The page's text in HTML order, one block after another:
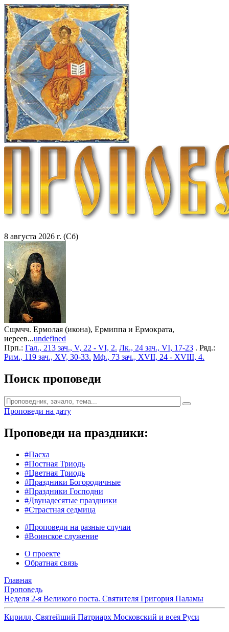
8 августа 2026 г. (Сб)
Сщмчч. Ермолая (икона), Ермиппа и Ермократа,
иереев...undefined
Прп.: Гал., 213 зач., V, 22 - VI, 2. Лк., 24 зач., VI, 17-23 . Ряд.:
Рим., 119 зач., XV, 30-33. Мф., 73 зач., XVII, 24 - XVIII, 4.
Поиск проповеди
Проповеди на дату
Проповеди на праздники:
#Пасха
#Постная Триодь
#Цветная Триодь
#Праздники Богородичные
#Праздники Господни
#Двунадесятые праздники
#Страстная седмица
#Проповеди на разные случаи
#Воинское служение
О проекте
Обратная связь
Главная
Проповедь
Неделя 2-я Великого поста. Святителя Григория Паламы
Кирилл, Святейший Патриарх Московский и всея Руси